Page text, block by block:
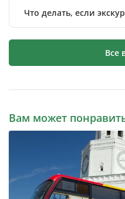
Что делать, если
Все
Вам может